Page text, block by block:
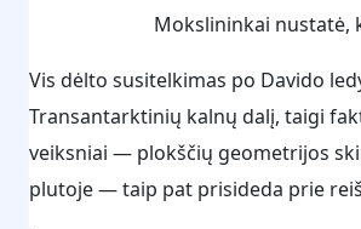
Mokslininkai nustatė,
Vis dėlto susitelkimas po Davido
Transantarktinių kalnų dalį, taigi
veiksniai — plokščių geometrijos
plutoje — taip pat prisideda prie